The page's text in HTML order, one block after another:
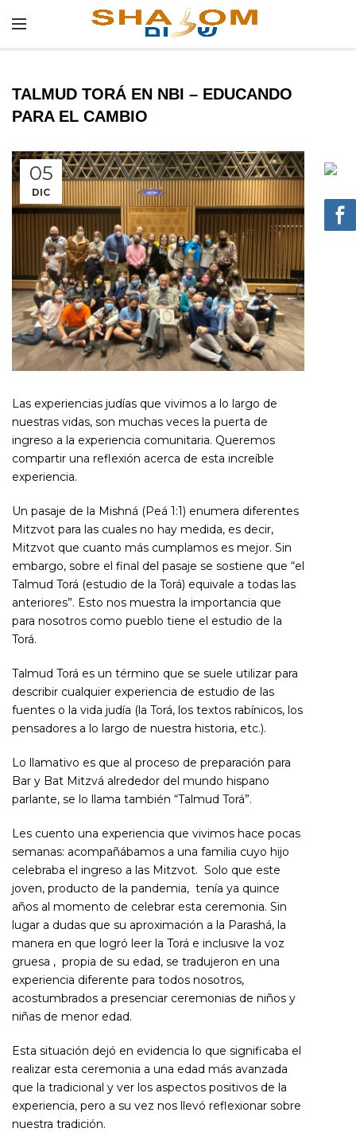
TALMUD TORÁ EN NBI – EDUCANDO
PARA EL CAMBIO
05
DIC
Las experiencias judías que vivimos a lo largo de
nuestras vidas, son muchas veces la puerta de
ingreso a la experiencia comunitaria. Queremos
compartir una reflexión acerca de esta increíble
experiencia.
Un pasaje de la Mishná (Peá 1:1) enumera diferentes
Mitzvot para las cuales no hay medida, es decir,
Mitzvot que cuanto más cumplamos es mejor. Sin
embargo, sobre el final del pasaje se sostiene que “el
Talmud Torá (estudio de la Torá) equivale a todas las
anteriores”. Esto nos muestra la importancia que
para nosotros como pueblo tiene el estudio de la
Torá.
Talmud Torá es un término que se suele utilizar para
describir cualquier experiencia de estudio de las
fuentes o la vida judía (la Torá, los textos rabínicos, los
pensadores a lo largo de nuestra historia, etc.).
Lo llamativo es que al proceso de preparación para
Bar y Bat Mitzvá alrededor del mundo hispano
parlante, se lo llama también “Talmud Torá”.
Les cuento una experiencia que vivimos hace pocas
semanas: acompañábamos a una familia cuyo hijo
celebraba el ingreso a las Mitzvot. Solo que este
joven, producto de la pandemia, tenía ya quince
años al momento de celebrar esta ceremonia. Sin
lugar a dudas que su aproximación a la Parashá, la
manera en que logró leer la Torá e inclusive la voz
gruesa , propia de su edad, se tradujeron en una
experiencia diferente para todos nosotros,
acostumbrados a presenciar ceremonias de niños y
niñas de menor edad.
Esta situación dejó en evidencia lo que significaba el
realizar esta ceremonia a una edad más avanzada
que la tradicional y ver los aspectos positivos de la
experiencia, pero a su vez nos llevó reflexionar sobre
nuestra tradición.